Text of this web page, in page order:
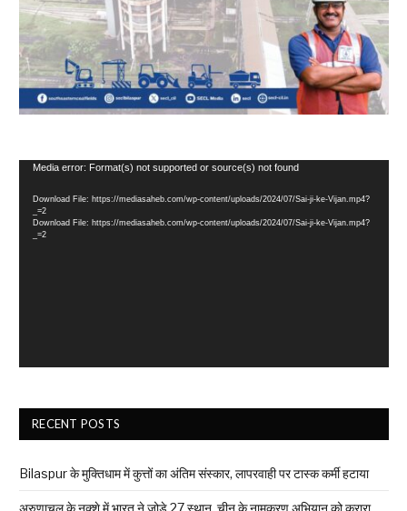
Video
Media error: Format(s) not supported or source(s) not found
Download File: https://mediasaheb.com/wp-content/uploads/2024/07/Sai-ji-ke-Vijan.mp4?
_=2
Download File: https://mediasaheb.com/wp-content/uploads/2024/07/Sai-ji-ke-Vijan.mp4?
_=2
RECENT POSTS
Bilaspur के मुक्तिधाम में कुत्तों का अंतिम संस्कार, लापरवाही पर टास्क कर्मी हटाया